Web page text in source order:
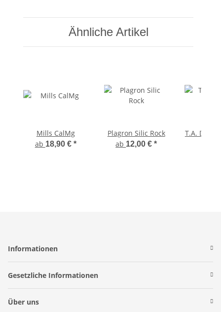
Ähnliche Artikel
Mills CalMg
ab 18,90 € *
Plagron Silic Rock
ab 12,00 €*
T.A.
Informationen
Gesetzliche Informationen
Über uns